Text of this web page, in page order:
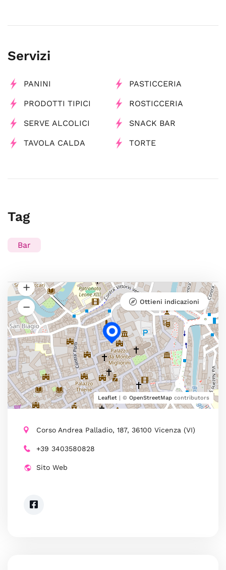
Servizi
PANINI PASTICCERIA
PRODOTTI TIPICI ROSTICCERIA
SERVE ALCOLICI SNACK BAR
TAVOLA CALDA TORTE
Tag
Bar
Leaflet | © OpenStreetMap contributors
Ottieni indicazioni
Corso Andrea Palladio, 187, 36100 Vicenza (VI)
+39 3403580828
Sito Web